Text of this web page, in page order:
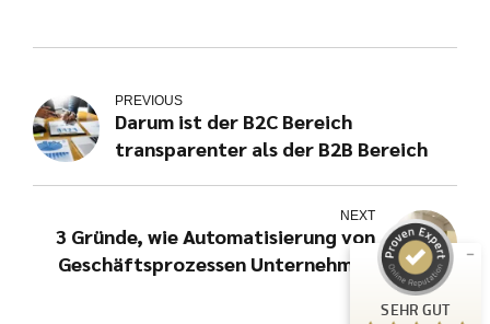
PREVIOUS
Darum ist der B2C Bereich
transparenter als der B2B Bereich
NEXT
3 Gründe, wie Automatisierung von
Geschäftsprozessen Unternehmen
SEHR GUT
julian-funke.de
ProvenExpert.com
7
Bewertungen auf ProvenExpert.com